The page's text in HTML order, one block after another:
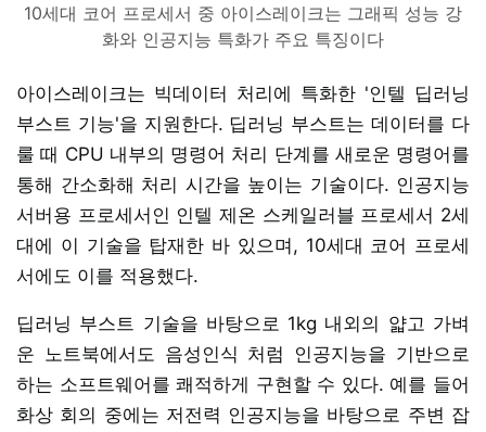
10세대 코어 프로세서 중 아이스레이크는 그래픽 성능 강
화와 인공지능 특화가 주요 특징이다
아이스레이크는 빅데이터 처리에 특화한 '인텔 딥러닝
부스트 기능'을 지원한다. 딥러닝 부스트는 데이터를 다
룰 때 CPU 내부의 명령어 처리 단계를 새로운 명령어를
통해 간소화해 처리 시간을 높이는 기술이다. 인공지능
서버용 프로세서인 인텔 제온 스케일러블 프로세서 2세
대에 이 기술을 탑재한 바 있으며, 10세대 코어 프로세
서에도 이를 적용했다.
딥러닝 부스트 기술을 바탕으로 1kg 내외의 얇고 가벼
운 노트북에서도 음성인식 처럼 인공지능을 기반으로
하는 소프트웨어를 쾌적하게 구현할 수 있다. 예를 들어
화상 회의 중에는 저전력 인공지능을 바탕으로 주변 잡